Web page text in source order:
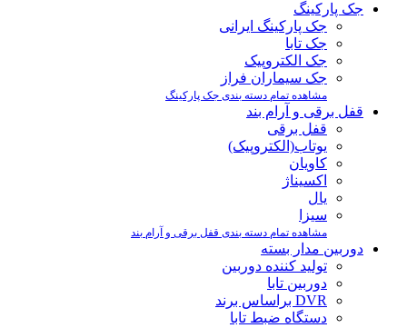
جک پارکینگ
جک پارکینگ ایرانی
جک تابا
جک الکتروپیک
جک سیماران فراز
مشاهده تمام دسته بندی جک پارکینگ
قفل برقی و آرام بند
قفل برقی
یوتاب(الکتروپیک)
کاویان
اکسیناژ
یال
سیزا
مشاهده تمام دسته بندی قفل برقی و آرام بند
دوربین مدار بسته
تولید کننده دوربین
دوربین تابا
DVR براساس برند
دستگاه ضبط تابا